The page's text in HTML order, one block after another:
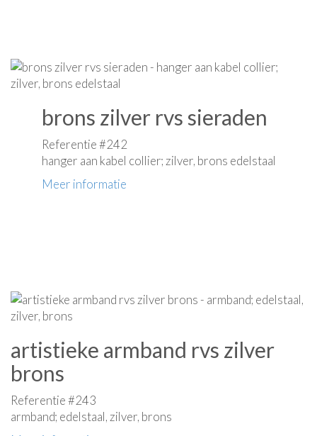
brons zilver rvs sieraden
Referentie #242
hanger aan kabel collier; zilver, brons edelstaal
Meer informatie
artistieke armband rvs zilver
brons
Referentie #243
armband; edelstaal, zilver, brons